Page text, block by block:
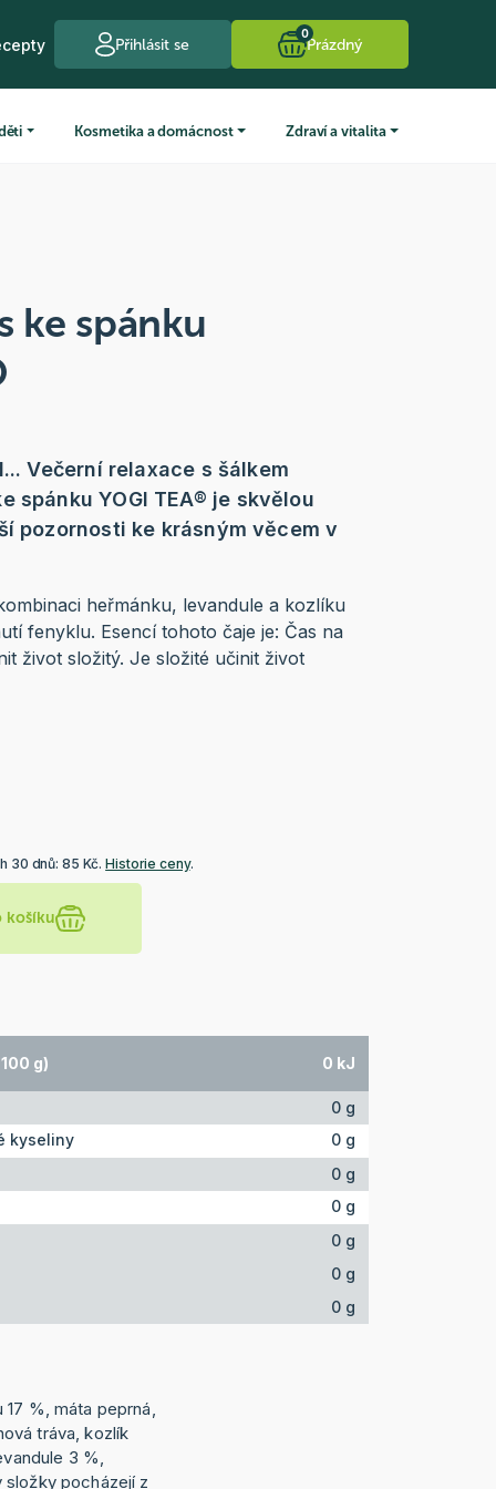
Přihlásit se
0
Prázdný
Kosmetika a domácnost Zdraví a vitalita
ke spánku
Večerní relaxace s šálkem
spánku YOGI TEA® je skvělou
pozornosti ke krásným věcem v
heřmánku, levandule a kozlíku
fenyklu. Esencí tohoto čaje je: Čas na
život složitý. Je složité učinit život
30 dnů: 85 Kč.Historie ceny.
košíku
g) 0 kJ
0 g
kyseliny
0 g
0 g
0 g
0 g
0 g
0 g
%, máta peprná,
tráva, kozlík
3 %,
pocházejí z